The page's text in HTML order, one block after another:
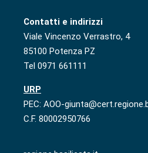
Contatti e indirizzi
Viale Vincenzo Verrastro, 4
85100 Potenza PZ
Tel 0971 661111
URP
PEC: AOO-
C.F. 80002950766